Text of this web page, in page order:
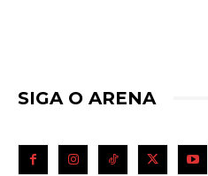
SIGA O ARENA